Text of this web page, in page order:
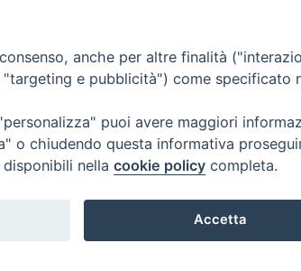
anche per altre finalità
e pubblicità") come specificato
puoi avere maggiori
o chiudendo questa informativa
nella cookie policy completa.
Accetta